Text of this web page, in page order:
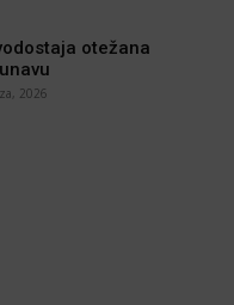
otežana
2026